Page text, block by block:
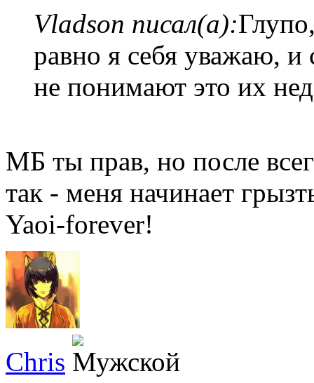
Vladson писал(а):
равно я себя уважаю, и
не понимают это их
МБ ты прав, но после
так - меня начинает
Yaoi-forever!
Chris